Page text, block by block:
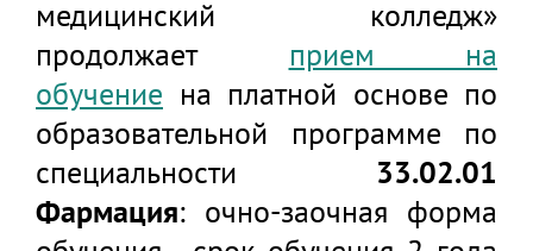
медицинский колледж»
продолжает прием на
обучение на платной основе по
образовательной программе по
специальности 33.02.01
Фармация: очно-заочная форма